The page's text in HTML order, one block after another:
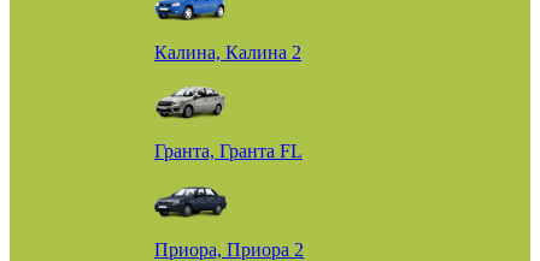
Калина, Калина 2
Гранта, Гранта FL
Приора, Приора 2